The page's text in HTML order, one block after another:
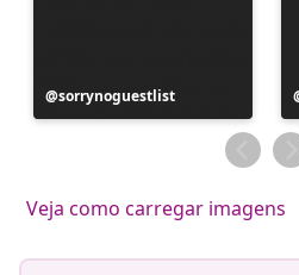
Postagem
publicada
sorrynoguestlist
Veja como carregar imagens